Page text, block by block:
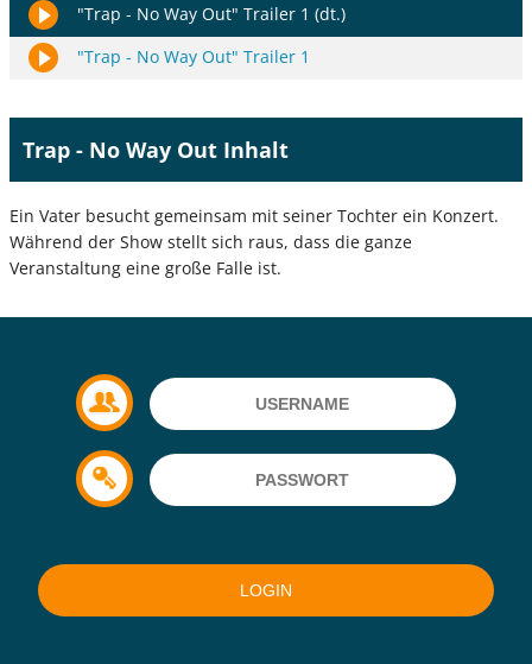
"Trap - No Way Out" Trailer 1 (dt.)
"Trap - No Way Out" Trailer 1
Trap - No Way Out Inhalt
Ein Vater besucht gemeinsam mit seiner Tochter ein Konzert.
Während der Show stellt sich raus, dass die ganze
Veranstaltung eine große Falle ist.